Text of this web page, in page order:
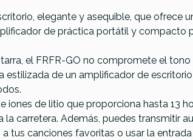
elegante y asequible, que ofrece
de práctica portátil y compacto
el FRFR-GO no compromete el
de un amplificador de
iones de litio que proporciona hasta 13
carretera. Además, puedes transmitir
canciones favoritas o usar la